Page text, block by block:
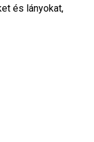
és lányokat,